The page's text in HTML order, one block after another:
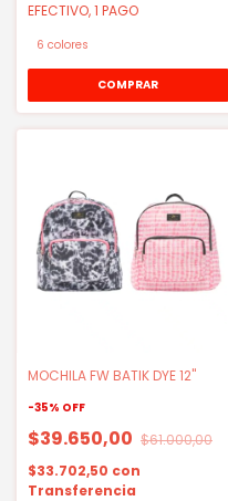
EFECTIVO, 1 PAGO
6 colores
COMPRAR
MOCHILA FW BATIK DYE 12"
-35% OFF
$39.650,00 $61.000,00
$33.702,50 con
Transferencia